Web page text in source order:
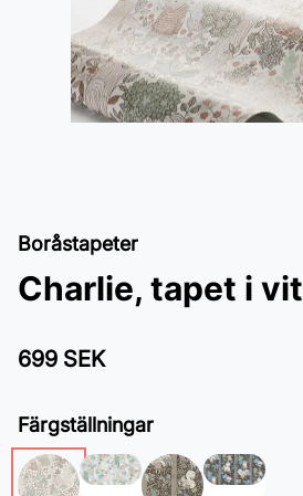
Boråstapeter
Charlie, tapet i vit
699 SEK
Färgställningar